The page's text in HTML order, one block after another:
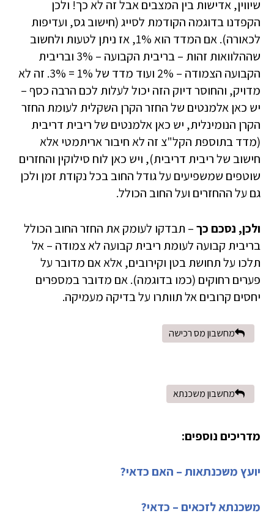
שיווין, אדישות בין המצבים אבל זה לא כך! ולכן
הקפדנו בדוגמה הקודמת לסייג (חישוב גס, ועדיפות
לכאורה). אם המדד הוא 1%, אז ניתן לטעות ולחשוב
שההלוואות זהות – בריבית הקבועה – 3% ובריבית
הקבועה הצמודה – 2% ועוד מדד של 1% = 3%. זה לא
מדויק, והחוסר דיוק הזה יכול לעלות לכם הרבה כסף –
יש כאן אלמנטים של החזר הקרן השקלית לעומת החזר
הקרן הנומינלית, יש כאן אלמנטים של ריבית דריבית
(מדד בתוספת הקל"צ זה לא חיבור אריתמטי אלא
חישוב של ריבית דריבית), ויש כאן לוח סילוקין והחזרים
שוטפים שמשפיעים על גודל החוב בכל נקודת זמן ולכן
גם על ההחזרים ועל החוב הכולל.
ולכן, נסכם כך– תבדקו לעומק את החזר החוב הכולל
בריבית קבועה לעומת ריבית קבועה לא צמודה – אל
תלכו על תחושת בטן וקירובים, אלא אם מדובר על
פערים רחוקים (כמו בדוגמה). אם מדובר במספרים
יחסים קרובים אל תוותרו על בדיקה מעמיקה.
מחשבון מס רכישה
מחשבון משכנתא
מדריכים נוספים:
יועץ משכנתאות – האם כדאי?
משכנתא לזכאים – כדאי?